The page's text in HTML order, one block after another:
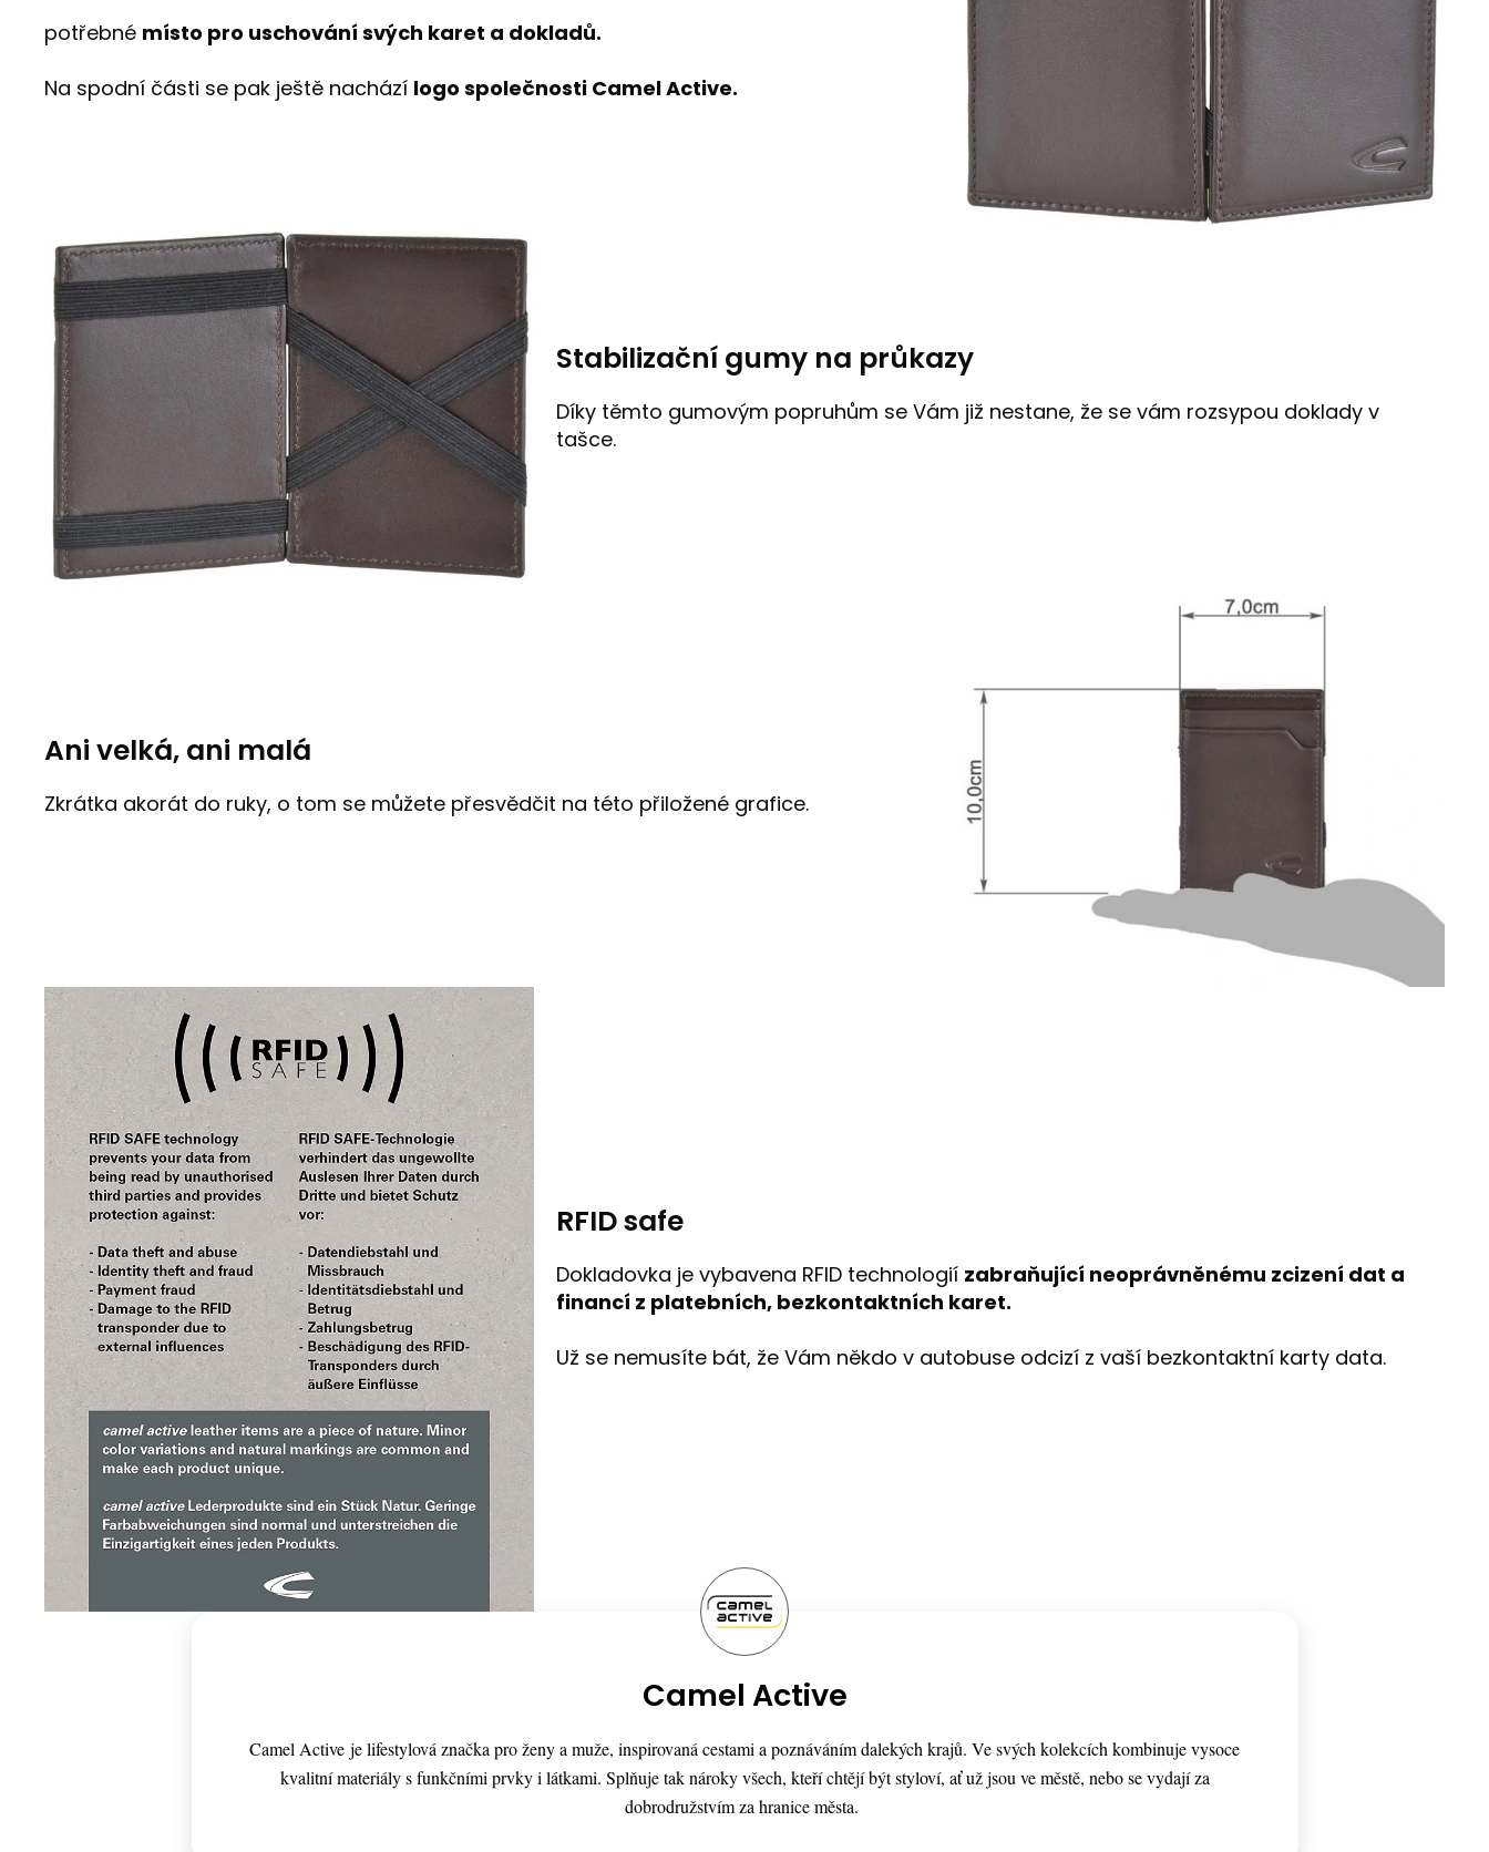
potřebné místo pro uschování svých karet a dokladů.
Na spodní části se pak ještě nachází logo společnosti Camel Active.
Stabilizační gumy na průkazy
Díky těmto gumovým popruhům se Vám již nestane, že se vám rozsypou doklady v
tašce.
Ani velká, ani malá
Zkrátka akorát do ruky, o tom se můžete přesvědčit na této přiložené grafice.
RFID safe
Dokladovka je vybavena RFID technologií zabraňující neoprávněnému zcizení dat a
financí z platebních, bezkontaktních karet.
Už se nemusíte bát, že Vám někdo v autobuse odcizí z vaší bezkontaktní karty data.
Camel Active
Camel Active je lifestylová značka pro ženy a muže, inspirovaná cestami a poznáváním dalekých krajů. Ve svých kolekcích kombinuje vysoce
kvalitní materiály s funkčními prvky i látkami. Splňuje tak nároky všech, kteří chtějí být styloví, ať už jsou ve městě, nebo se vydají za
dobrodružstvím za hranice města.